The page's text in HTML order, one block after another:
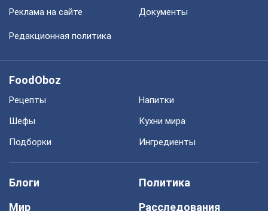
Реклама на сайте Документы
Редакционная политика
FoodOboz
Рецепты
Напитки
Шефы
Кухни мира
Подборки
Ингредиенты
Блоги
Политика
Мир
Расследования